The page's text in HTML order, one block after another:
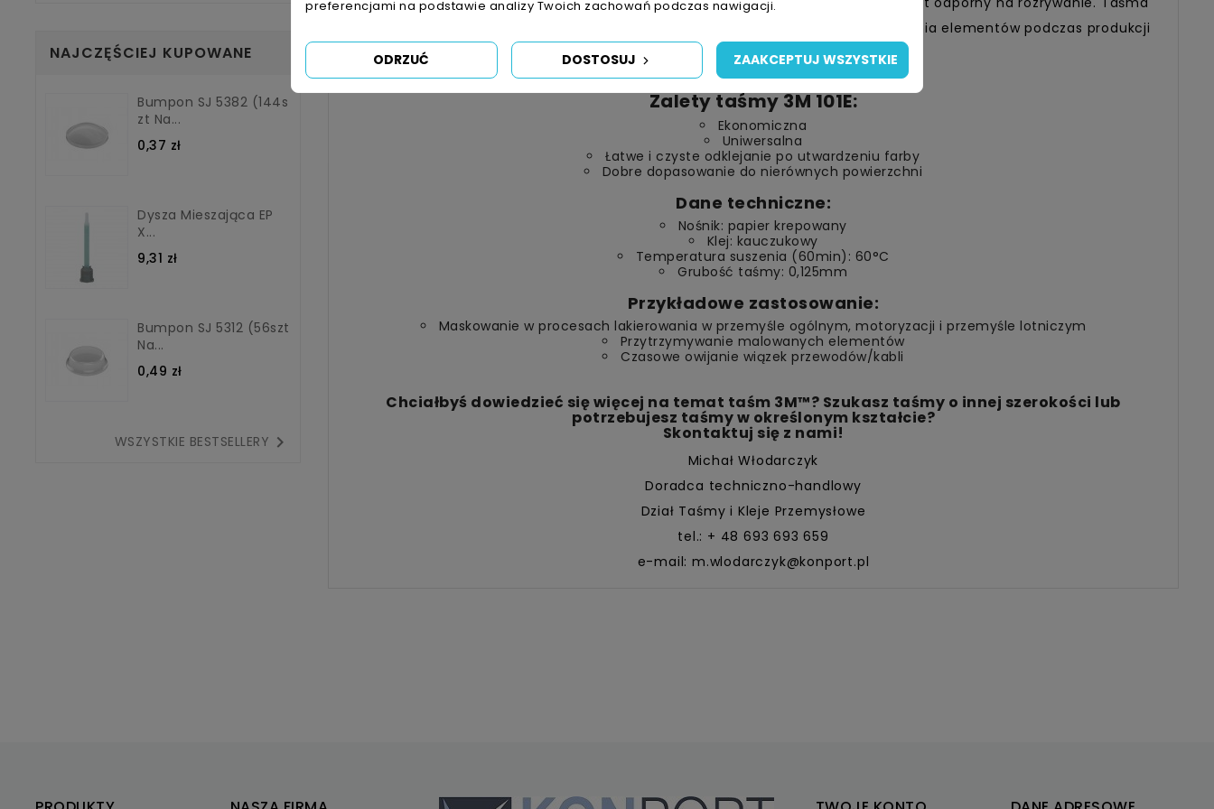
NAJCZĘŚCIEJ KUPOWANE
Bumpon SJ 5382 (144s
Zt Na...
0,37 zł
Dysza Mieszająca EP
X...
9,31 zł
Bumpon SJ 5312 (56szt
Na...
0,49 zł
WSZYSTKIE BESTSELLERY 
może być stosowana do wiązkowania, przytrzymywania, zaklejania oraz oznaczania elementów podczas produkcji
oraz pakowania.
Zalety taśmy 3M 101E:
Ekonomiczna
Uniwersalna
Łatwe i czyste odklejanie po utwardzeniu farby
Dobre dopasowanie do nierównych powierzchni
Dane techniczne:
Nośnik: papier krepowany
Klej: kauczukowy
Temperatura suszenia (60min): 60°C
Grubość taśmy: 0,125mm
Przykładowe zastosowanie:
Maskowanie w procesach lakierowania w przemyśle ogólnym, motoryzacji i przemyśle lotniczym
Przytrzymywanie malowanych elementów
Czasowe owijanie wiązek przewodów/kabli
Chciałbyś dowiedzieć się więcej na temat taśm 3M™? Szukasz taśmy o innej szerokości lub
potrzebujesz taśmy w określonym kształcie?
Skontaktuj się z nami!
Michał Włodarczyk
Doradca techniczno-handlowy
Dział Taśmy i Kleje Przemysłowe
tel.: + 48 693 693 659
e-mail: m.wlodarczyk@konport.pl
preferencjami na podstawie analizy Twoich zachowań podczas nawigacji.
ODRZUĆ DOSTOSUJ ZAAKCEPTUJ WSZYSTKIE